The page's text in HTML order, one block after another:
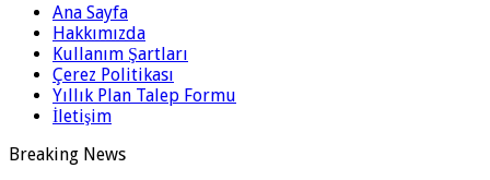
Ana Sayfa
Hakkımızda
Kullanım Şartları
Çerez Politikası
Yıllık Plan Talep Formu
İletişim
Breaking News